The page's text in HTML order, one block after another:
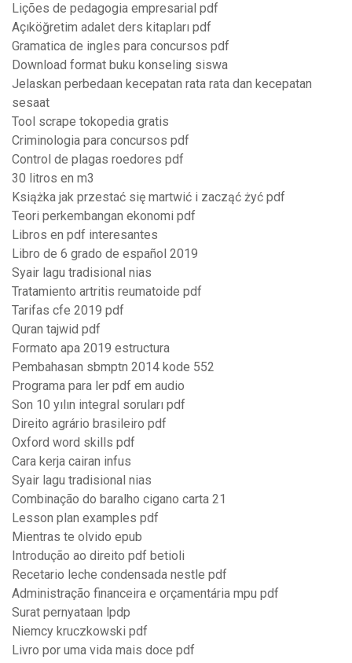
Lições de pedagogia empresarial pdf
Açıköğretim adalet ders kitapları pdf
Gramatica de ingles para concursos pdf
Download format buku konseling siswa
Jelaskan perbedaan kecepatan rata rata dan kecepatan
sesaat
Tool scrape tokopedia gratis
Criminologia para concursos pdf
Control de plagas roedores pdf
30 litros en m3
Książka jak przestać się martwić i zacząć żyć pdf
Teori perkembangan ekonomi pdf
Libros en pdf interesantes
Libro de 6 grado de español 2019
Syair lagu tradisional nias
Tratamiento artritis reumatoide pdf
Tarifas cfe 2019 pdf
Quran tajwid pdf
Formato apa 2019 estructura
Pembahasan sbmptn 2014 kode 552
Programa para ler pdf em audio
Son 10 yılın integral soruları pdf
Direito agrário brasileiro pdf
Oxford word skills pdf
Cara kerja cairan infus
Syair lagu tradisional nias
Combinação do baralho cigano carta 21
Lesson plan examples pdf
Mientras te olvido epub
Introdução ao direito pdf betioli
Recetario leche condensada nestle pdf
Administração financeira e orçamentária mpu pdf
Surat pernyataan lpdp
Niemcy kruczkowski pdf
Livro por uma vida mais doce pdf